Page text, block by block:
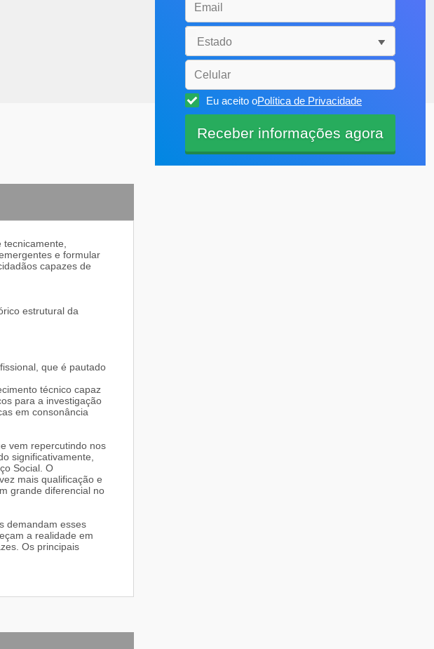
tecnicamente,
e formular
capazes de
estrutural da
que é pautado
técnico capaz
para a investigação
em consonância
vem repercutindo nos
significativamente,
Social. O
mais qualificação e
grande diferencial no
demandam esses
a realidade em
Os principais
Eu aceito oPolítica de Privacidade